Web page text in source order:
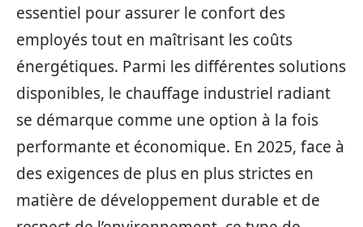
essentiel pour assurer le confort des
employés tout en maîtrisant les coûts
énergétiques. Parmi les différentes solutions
disponibles, le chauffage industriel radiant
se démarque comme une option à la fois
performante et économique. En 2025, face à
des exigences de plus en plus strictes en
matière de développement durable et de